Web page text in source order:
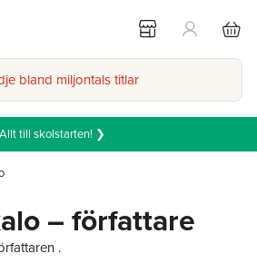
bland miljontals titlar
Allt till skolstarten! ❯
– författare
.